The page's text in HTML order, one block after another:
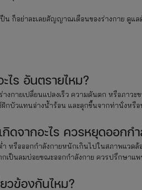
น ก็อย่าละเลยสัญญาณเตือนของร่างกาย ดูแล
ไร อันตรายไหม?
กายเปลี่ยนแปลงเร็ว ความดันตก หรือภาวะ
ฝักบัวแทนอ่างน้ำร้อน และลุกขึ้นจากท่านั่งหรือ
ดจากอะไร ควรหยุดออกก
ำ หรือออกกำลังกายหนักเกินไปในสภาพแว
กเป็นลมบ่อยขณะออกกำลังกาย ควรปรึกษาแ
วข้องกันไหม?